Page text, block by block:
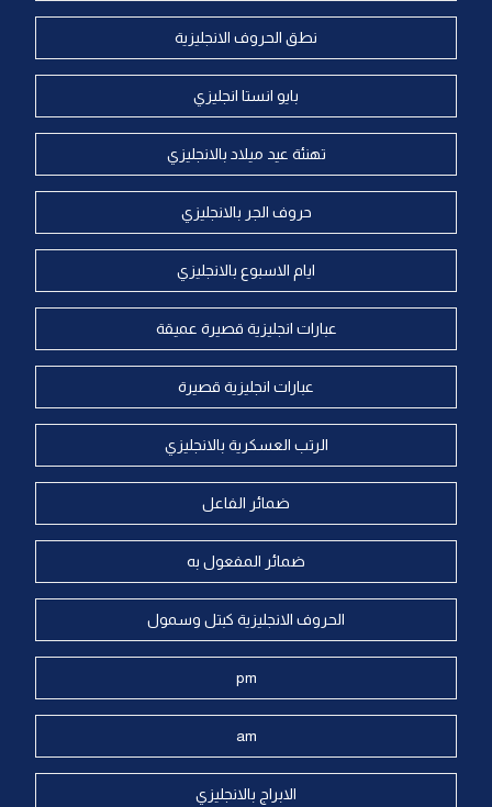
نطق الحروف الانجليزية
بايو انستا انجليزي
تهنئة عيد ميلاد بالانجليزي
حروف الجر بالانجليزي
ايام الاسبوع بالانجليزي
عبارات انجليزية قصيرة عميقة
عبارات انجليزية قصيرة
الرتب العسكرية بالانجليزي
ضمائر الفاعل
ضمائر المفعول به
الحروف الانجليزية كبتل وسمول
pm
am
الابراج بالانجليزي